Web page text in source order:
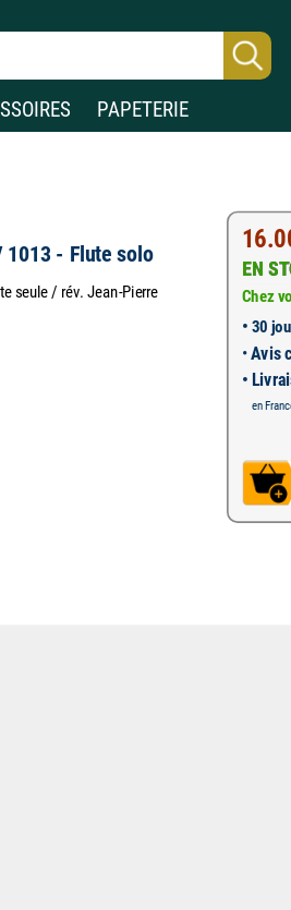
PAPETERIE
1013 - Flute solo
seule / rév. Jean-Pierre
EN
Chez
• 30
•Avis
•
en